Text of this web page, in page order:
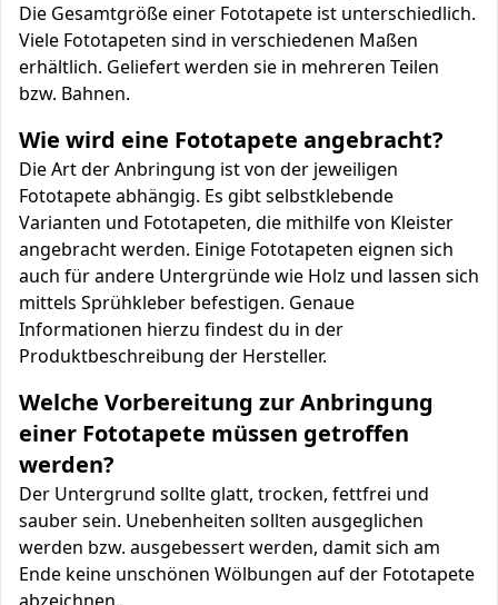
Die Gesamtgröße einer Fototapete ist unterschiedlich.
Viele Fototapeten sind in verschiedenen Maßen
erhältlich. Geliefert werden sie in mehreren Teilen
bzw. Bahnen.
Wie wird eine Fototapete angebracht?
Die Art der Anbringung ist von der jeweiligen
Fototapete abhängig. Es gibt selbstklebende
Varianten und Fototapeten, die mithilfe von Kleister
angebracht werden. Einige Fototapeten eignen sich
auch für andere Untergründe wie Holz und lassen sich
mittels Sprühkleber befestigen. Genaue
Informationen hierzu findest du in der
Produktbeschreibung der Hersteller.
Welche Vorbereitung zur Anbringung
einer Fototapete müssen getroffen
werden?
Der Untergrund sollte glatt, trocken, fettfrei und
sauber sein. Unebenheiten sollten ausgeglichen
werden bzw. ausgebessert werden, damit sich am
Ende keine unschönen Wölbungen auf der Fototapete